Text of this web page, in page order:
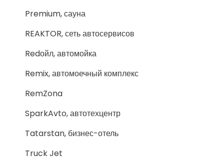
Premium, сауна
REAKTOR, сеть автосервисов
Redойл, автомойка
Remix, автомоечный комплекс
RemZona
SparkAvto, автотехцентр
Tatarstan, бизнес-отель
Truck Jet